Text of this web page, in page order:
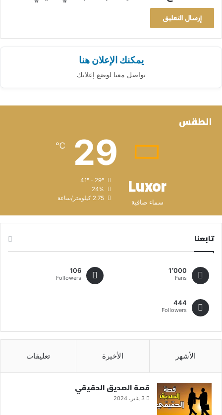
يمكنك الإعلان هنا
تواصل معنا لوضع إعلانك
الطقس
Luxor
سماء صافية
29
℃
24%
2.75 كيلومتر/ساعة
تابعنا
1٬000
Fans
106
Followers
444
Followers
الأشهر الأخيرة تعليقات
قصة الصديق الحقيقي
3 يناير، 2024